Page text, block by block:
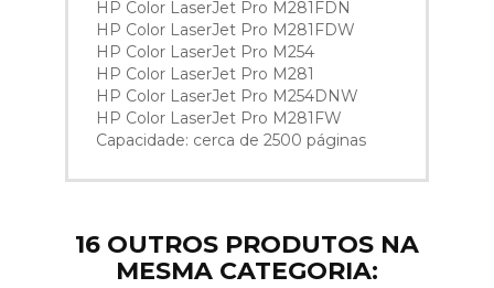
HP Color LaserJet Pro M281FDN
HP Color LaserJet Pro M281FDW
HP Color LaserJet Pro M254
HP Color LaserJet Pro M281
HP Color LaserJet Pro M254DNW
HP Color LaserJet Pro M281FW
Capacidade: cerca de 2500 páginas
16 OUTROS PRODUTOS NA
MESMA CATEGORIA: